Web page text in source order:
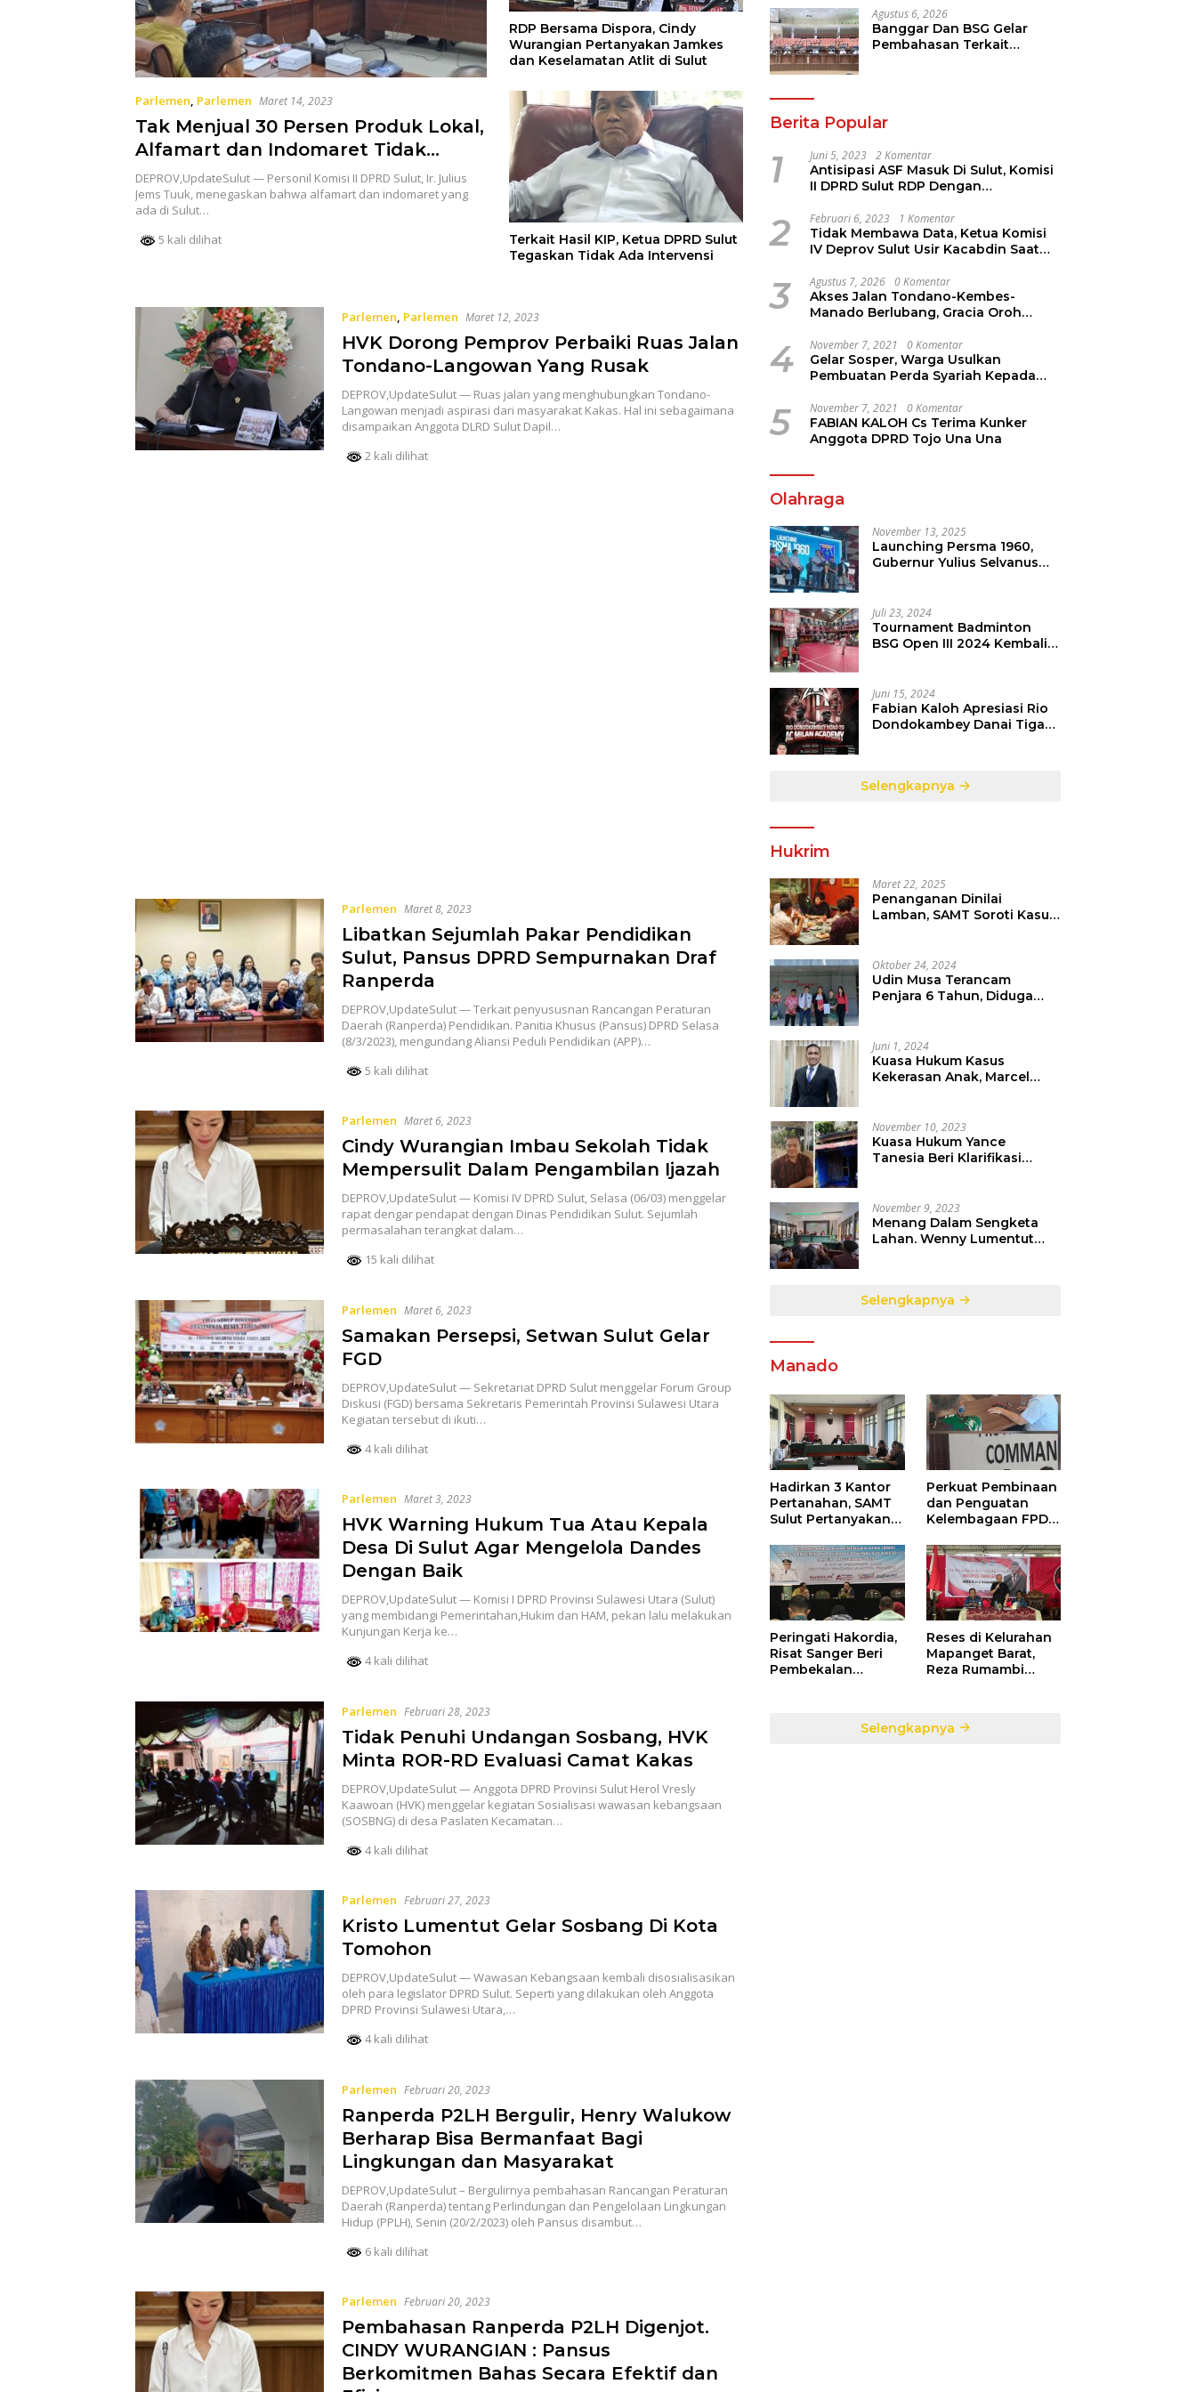
Parlemen, Parlemen Maret 14, 2023
Tak Menjual 30 Persen Produk Lokal,
Alfamart dan Indomaret Tidak
memberikan Kontribusi Positif Bagi
Perekonomian Sulut
DEPROV,UpdateSulut — Personil Komisi II DPRD Sulut, Ir. Julius
Jems Tuuk, menegaskan bahwa alfamart dan indomaret yang
ada di Sulut…
5 kali dilihat
RDP Bersama Dispora, Cindy
Wurangian Pertanyakan Jamkes
dan Keselamatan Atlit di Sulut
Terkait Hasil KIP, Ketua DPRD Sulut
Tegaskan Tidak Ada Intervensi
Parlemen, Parlemen Maret 12, 2023
HVK Dorong Pemprov Perbaiki Ruas Jalan
Tondano-Langowan Yang Rusak
DEPROV,UpdateSulut — Ruas jalan yang menghubungkan Tondano-
Langowan menjadi aspirasi dari masyarakat Kakas. Hal ini sebagaimana
disampaikan Anggota DLRD Sulut Dapil…
2 kali dilihat
Parlemen Maret 8, 2023
Libatkan Sejumlah Pakar Pendidikan
Sulut, Pansus DPRD Sempurnakan Draf
Ranperda
DEPROV,UpdateSulut — Terkait penyususnan Rancangan Peraturan
Daerah (Ranperda) Pendidikan. Panitia Khusus (Pansus) DPRD Selasa
(8/3/2023), mengundang Aliansi Peduli Pendidikan (APP)…
5 kali dilihat
Parlemen Maret 6, 2023
Cindy Wurangian Imbau Sekolah Tidak
Mempersulit Dalam Pengambilan Ijazah
DEPROV,UpdateSulut — Komisi IV DPRD Sulut, Selasa (06/03) menggelar
rapat dengar pendapat dengan Dinas Pendidikan Sulut. Sejumlah
permasalahan terangkat dalam…
15 kali dilihat
Parlemen Maret 6, 2023
Samakan Persepsi, Setwan Sulut Gelar
FGD
DEPROV,UpdateSulut — Sekretariat DPRD Sulut menggelar Forum Group
Diskusi (FGD) bersama Sekretaris Pemerintah Provinsi Sulawesi Utara
Kegiatan tersebut di ikuti…
4 kali dilihat
Parlemen Maret 3, 2023
HVK Warning Hukum Tua Atau Kepala
Desa Di Sulut Agar Mengelola Dandes
Dengan Baik
DEPROV,UpdateSulut — Komisi I DPRD Provinsi Sulawesi Utara (Sulut)
yang membidangi Pemerintahan,Hukim dan HAM, pekan lalu melakukan
Kunjungan Kerja ke…
4 kali dilihat
Parlemen Februari 28, 2023
Tidak Penuhi Undangan Sosbang, HVK
Minta ROR-RD Evaluasi Camat Kakas
DEPROV,UpdateSulut — Anggota DPRD Provinsi Sulut Herol Vresly
Kaawoan (HVK) menggelar kegiatan Sosialisasi wawasan kebangsaan
(SOSBNG) di desa Paslaten Kecamatan…
4 kali dilihat
Parlemen Februari 27, 2023
Kristo Lumentut Gelar Sosbang Di Kota
Tomohon
DEPROV,UpdateSulut — Wawasan Kebangsaan kembali disosialisasikan
oleh para legislator DPRD Sulut. Seperti yang dilakukan oleh Anggota
DPRD Provinsi Sulawesi Utara,…
4 kali dilihat
Parlemen Februari 20, 2023
Ranperda P2LH Bergulir, Henry Walukow
Berharap Bisa Bermanfaat Bagi
Lingkungan dan Masyarakat
DEPROV,UpdateSulut – Bergulirnya pembahasan Rancangan Peraturan
Daerah (Ranperda) tentang Perlindungan dan Pengelolaan Lingkungan
Hidup (PPLH), Senin (20/2/2023) oleh Pansus disambut…
6 kali dilihat
Parlemen Februari 20, 2023
Pembahasan Ranperda P2LH Digenjot.
CINDY WURANGIAN : Pansus
Berkomitmen Bahas Secara Efektif dan
Agustus 6, 2026
Banggar Dan BSG Gelar
Pembahasan Terkait
Berita Popular
1 Juni 5, 2023 2 Komentar
Antisipasi ASF Masuk Di Sulut, Komisi
II DPRD Sulut RDP Dengan
Jems Tuuk
2 Februari 6, 2023 1 Komentar
Tidak Membawa Data, Ketua Komisi
IV Deprov Sulut Usir Kacabdin Saat
3 Agustus 7, 2026 0 Komentar
Akses Jalan Tondano-Kembes-
Manado Berlubang, Gracia Oroh
4 November 7, 2021 0 Komentar
Gelar Sosper, Warga Usulkan
Pembuatan Perda Syariah Kepada
5 November 7, 2021 0 Komentar
FABIAN KALOH Cs Terima Kunker
Anggota DPRD Tojo Una Una
Olahraga
November 13, 2025
Launching Persma 1960,
Gubernur Yulius Selvanus
Melambai
Juli 23, 2024
Tournament Badminton
BSG Open III 2024 Kembali
Badminton SulutGo
Juni 15, 2024
Fabian Kaloh Apresiasi Rio
Dondokambey Danai Tiga
Selengkapnya
Hukrim
Maret 22, 2025
Penanganan Dinilai
Lamban, SAMT Soroti Kasus
Oktober 24, 2024
Udin Musa Terancam
Penjara 6 Tahun, Diduga
Juni 1, 2024
Kuasa Hukum Kasus
Kekerasan Anak, Marcel
Ditindak Sesuai Hukum
Berlaku
November 10, 2023
Kuasa Hukum Yance
Tanesia Beri Klarifikasi
November 9, 2023
Menang Dalam Sengketa
Lahan. Wenny Lumentut
Selengkapnya
Manado
Hadirkan 3 Kantor
Pertanahan, SAMT
Sulut Pertanyakan
Informasi
Penggunaan
Anggaran Negara
Perkuat Pembinaan
dan Penguatan
Kelembagaan FPDR
Bawaslu Gelar
Diskusi
Peringati Hakordia,
Risat Sanger Beri
Pembekalan
Reses di Kelurahan
Mapanget Barat,
Reza Rumambi
Selengkapnya